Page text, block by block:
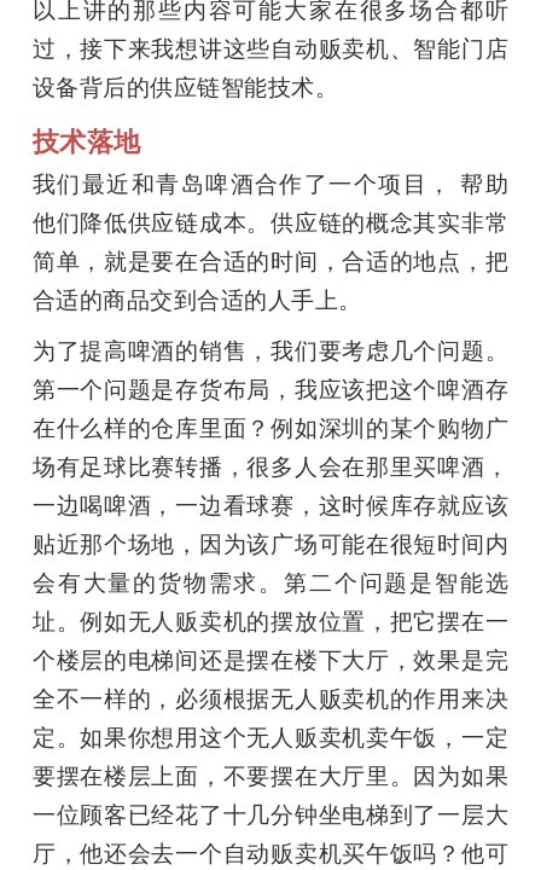
以上讲的那些内容可能大家在很多场合都听
过，接下来我想讲这些自动贩卖机、智能门店
设备背后的供应链智能技术。
技术落地
我们最近和青岛啤酒合作了一个项目， 帮助
他们降低供应链成本。供应链的概念其实非常
简单，就是要在合适的时间，合适的地点，把
合适的商品交到合适的人手上。
为了提高啤酒的销售，我们要考虑几个问题。
第一个问题是存货布局，我应该把这个啤酒存
在什么样的仓库里面？例如深圳的某个购物广
场有足球比赛转播，很多人会在那里买啤酒，
一边喝啤酒，一边看球赛，这时候库存就应该
贴近那个场地，因为该广场可能在很短时间内
会有大量的货物需求。第二个问题是智能选
址。例如无人贩卖机的摆放位置，把它摆在一
个楼层的电梯间还是摆在楼下大厅，效果是完
全不一样的，必须根据无人贩卖机的作用来决
定。如果你想用这个无人贩卖机卖午饭，一定
要摆在楼层上面，不要摆在大厅里。因为如果
一位顾客已经花了十几分钟坐电梯到了一层大
厅，他还会去一个自动贩卖机买午饭吗？他可